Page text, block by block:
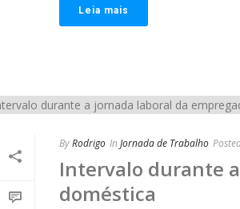
Leia mais
ByRodrigo In Jornada de Trabalho
Intervalo durante
doméstica